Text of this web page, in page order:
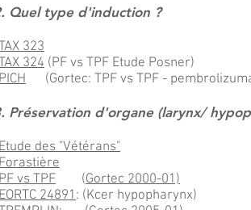
Quel type d'induction ?
323
324 (PF vs TPF Etude Posner)
(Gortec: TPF vs TPF -
Préservation d'organe (larynx/
des "Vétérans"
vs TPF (Gortec 2000-01)
24891: (Kcer hypopharynx)